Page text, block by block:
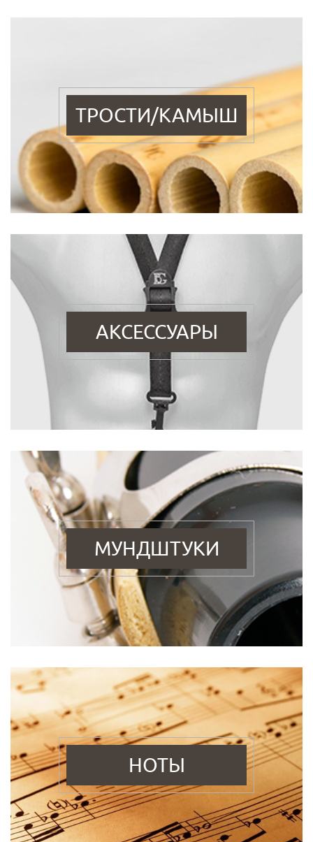
ТРОСТИ/КАМЫШ
АКСЕССУАРЫ
МУНДШТУКИ
НОТЫ